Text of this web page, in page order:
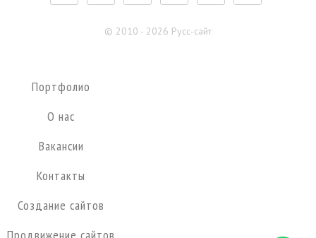
© 2010 - 2026 Русс-сайт
Портфолио
О нас
Вакансии
Контакты
Создание сайтов